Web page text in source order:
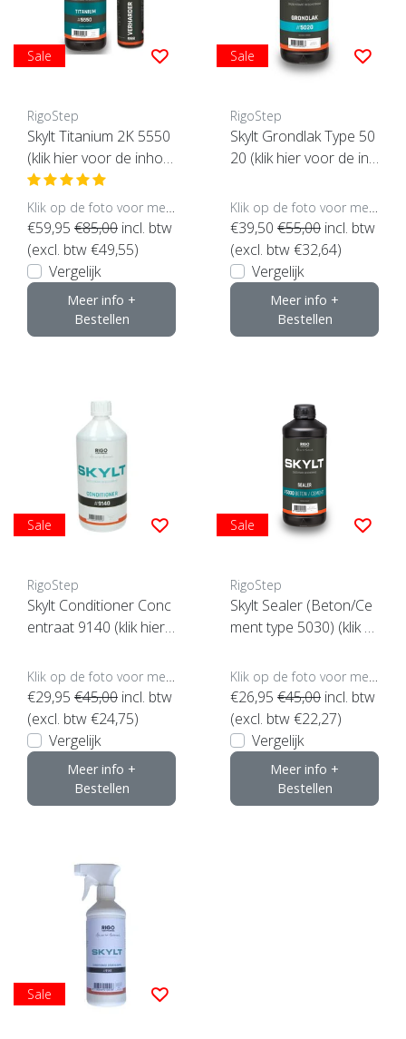
Sale
RigoStep
Skylt Titanium 2K 5550
(klik hier voor de inhou
d)
€59,95 €85,00 incl. btw
(excl. btw €49,55)
Vergelijk
Meer info +
Bestellen
Sale
RigoStep
Skylt Grondlak Type 50
20 (klik hier voor de inh
€39,50 €55,00 incl. btw
(excl. btw €32,64)
Vergelijk
Meer info +
Bestellen
Sale
RigoStep
Skylt Conditioner Conc
entraat 9140 (klik hier v
€29,95 €45,00 incl. btw
(excl. btw €24,75)
Vergelijk
Meer info +
Bestellen
Sale
RigoStep
Skylt Sealer (Beton/Ce
ment type 5030) (klik hi
€26,95 €45,00 incl. btw
(excl. btw €22,27)
Vergelijk
Meer info +
Bestellen
Sale